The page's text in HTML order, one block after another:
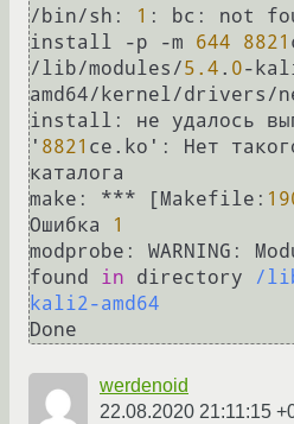
/ bin/sh: 1 : bc:
not
install
-p -m 644 8821
/lib/modules /5.4 . 0-
amd64/ kernel/drivers /
install:
не удалось
' 8821 ce. ko':
Нет
make:
*** [Makefile:
Ошибка
1
modprobe:
WARNING:
found in directory
/
kali2-amd64
werdenoid
22.08.2020 21:11:15